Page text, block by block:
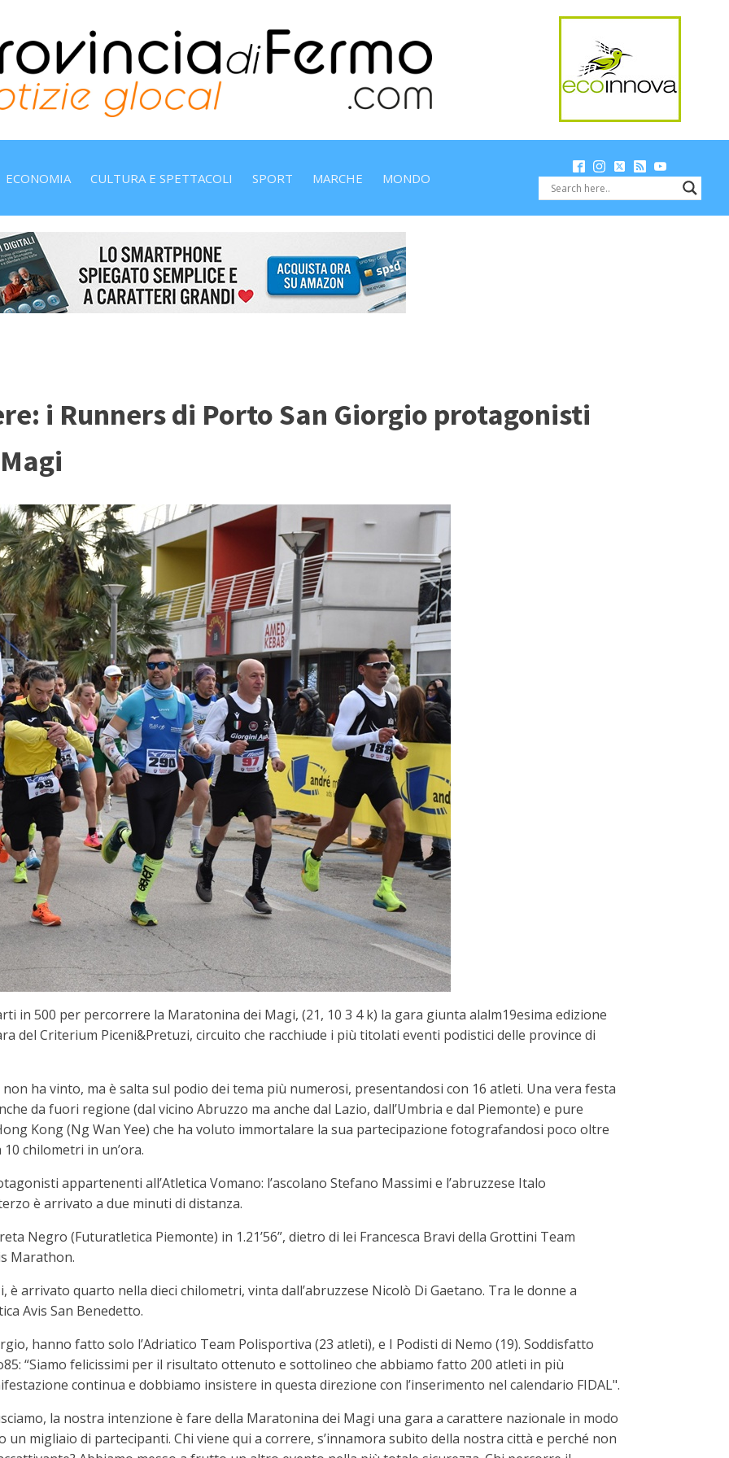
ECONOMIA CULTURA E SPETTACOLI SPORT MARCHE MONDO
i Runners di Porto San Giorgio protagonisti
in 500 per percorrere la Maratonina dei Magi, (21, 10 3 4 k) la gara giunta alalm19esima edizione
del Criterium Piceni&Pretuzi, circuito che racchiude i più titolati eventi podistici delle province di
ha vinto, ma è salta sul podio dei tema più numerosi, presentandosi con 16 atleti. Una vera festa
da fuori regione (dal vicino Abruzzo ma anche dal Lazio, dall’Umbria e dal Piemonte) e pure
Kong (Ng Wan Yee) che ha voluto immortalare la sua partecipazione fotografandosi poco oltre
chilometri in un’ora.
appartenenti all’Atletica Vomano: l’ascolano Stefano Massimi e l’abruzzese Italo
è arrivato a due minuti di distanza.
Negro (Futuratletica Piemonte) in 1.21’56”, dietro di lei Francesca Bravi della Grottini Team
Marathon.
arrivato quarto nella dieci chilometri, vinta dall’abruzzese Nicolò Di Gaetano. Tra le donne a
Avis San Benedetto.
hanno fatto solo l’Adriatico Team Polisportiva (23 atleti), e I Podisti di Nemo (19). Soddisfatto
“Siamo felicissimi per il risultato ottenuto e sottolineo che abbiamo fatto 200 atleti in più
continua e dobbiamo insistere in questa direzione con l’inserimento nel calendario FIDAL".
la nostra intenzione è fare della Maratonina dei Magi una gara a carattere nazionale in modo
migliaio di partecipanti. Chi viene qui a correre, s’innamora subito della nostra città e perché non